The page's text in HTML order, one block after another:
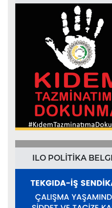
ILO POLİTİKA